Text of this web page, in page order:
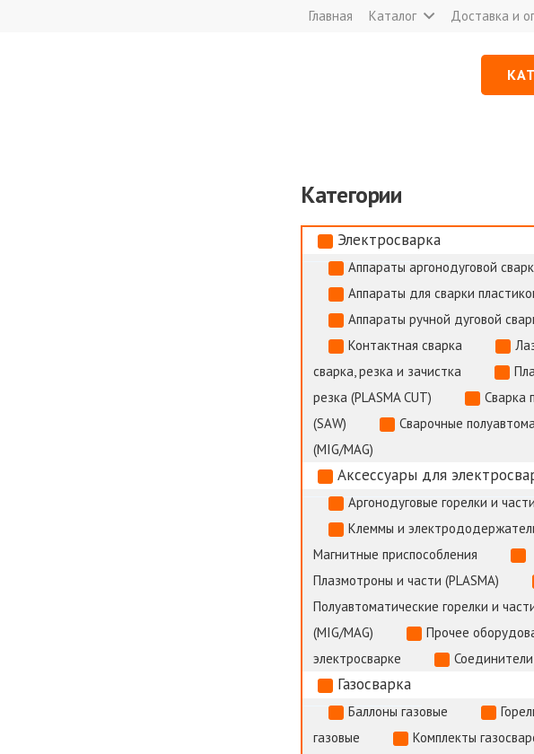
Главная Каталог Доставка и
Категории
Электросварка
Аппараты аргонодуговой
Аппараты для сварки
Аппараты ручной дуговой
Контактная сварка
сварка, резка и зачистка
резка (PLASMA CUT)
Сварка
(SAW)
Сварочные
(MIG/MAG)
Аксессуары для
Аргонодуговые горелки и
Клеммы и
Магнитные приспособления
Плазмотроны и части (PLASMA)
Полуавтоматические горелки и
(MIG/MAG)
Прочее
электросварке
Газосварка
Баллоны газовые
газовые
Комплекты